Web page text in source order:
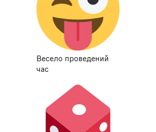
Весело проведений
час